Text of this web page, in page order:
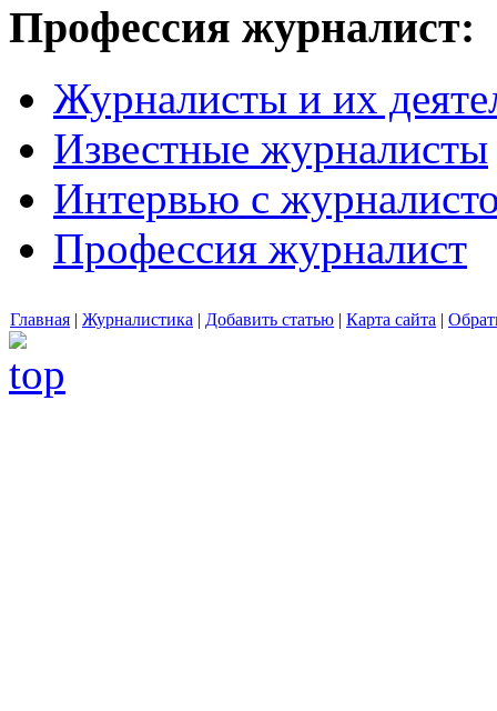
Профессия журналист:
Журналисты и их
Известные журналисты
Интервью с
Профессия журналист
Главная | Журналистика | Добавить статью | Карта сайта |